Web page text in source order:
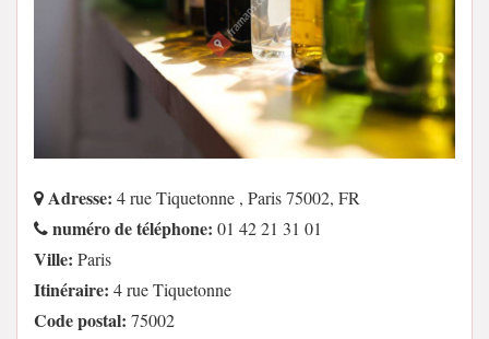
Adresse: 4 rue Tiquetonne , Paris 75002, FR
numéro de téléphone: 01 42 21 31 01
Ville: Paris
Itinéraire: 4 rue Tiquetonne
Code postal: 75002